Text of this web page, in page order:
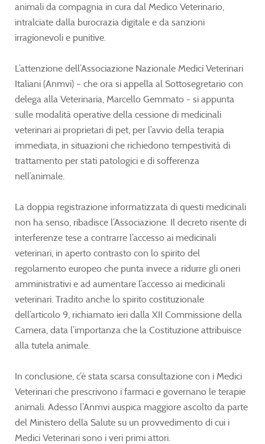
animali da compagnia in cura dal Medico Veterinario,
intralciate dalla burocrazia digitale e da sanzioni
irragionevoli e punitive.
L’attenzione dell’Associazione Nazionale Medici Veterinari
Italiani (Anmvi) – che ora si appella al Sottosegretario con
delega alla Veterinaria, Marcello Gemmato - si appunta
sulle modalità operative della cessione di medicinali
veterinari ai proprietari di pet, per l’avvio della terapia
immediata, in situazioni che richiedono tempestività di
trattamento per stati patologici e di sofferenza
nell’animale.
La doppia registrazione informatizzata di questi medicinali
non ha senso, ribadisce l’Associazione. Il decreto risente di
interferenze tese a contrarre l’accesso ai medicinali
veterinari, in aperto contrasto con lo spirito del
regolamento europeo che punta invece a ridurre gli oneri
amministrativi e ad aumentare l’accesso ai medicinali
veterinari. Tradito anche lo spirito costituzionale
dell’articolo 9, richiamato ieri dalla XII Commissione della
Camera, data l’importanza che la Costituzione attribuisce
alla tutela animale.
In conclusione, c’è stata scarsa consultazione con i Medici
Veterinari che prescrivono i farmaci e governano le terapie
animali. Adesso l’Anmvi auspica maggiore ascolto da parte
del Ministero della Salute su un provvedimento di cui i
Medici Veterinari sono i veri primi attori.